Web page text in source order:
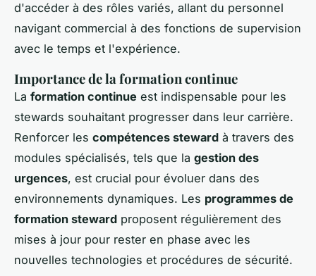
d'accéder à des rôles variés, allant du personnel
navigant commercial à des fonctions de supervision
avec le temps et l'expérience.
Importance de la formation continue
La formation continue est indispensable pour les
stewards souhaitant progresser dans leur carrière.
Renforcer les compétences steward à travers des
modules spécialisés, tels que la gestion des
urgences, est crucial pour évoluer dans des
environnements dynamiques. Les programmes de
formation steward proposent régulièrement des
mises à jour pour rester en phase avec les
nouvelles technologies et procédures de sécurité.